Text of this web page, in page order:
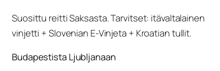
Suosittu reitti Saksasta. Tarvitset: itävaltalainen
vinjetti + Slovenian E-Vinjeta + Kroatian tullit.
Budapestista Ljubljanaan